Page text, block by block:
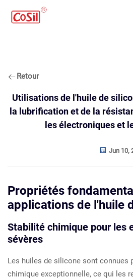
Retour
Utilisations de l'huile de
la lubrification et de la
les électroniques et
Jun 10,
Propriétés
applications de l'huile
Stabilité chimique pour les
sévères
Les huiles de silicone sont connues
chimique exceptionnelle, ce qui les